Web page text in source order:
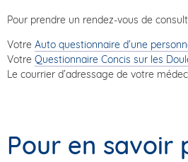
Pour prendre un rendez-vous de
Votre Auto questionnaire d’une
Votre Questionnaire Concis sur les
Le courrier d’adressage de votre
Pour en savoir